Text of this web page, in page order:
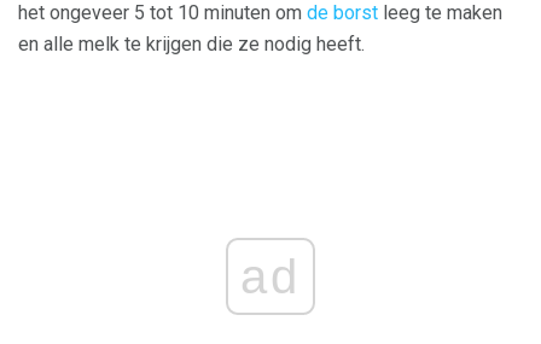
het ongeveer 5 tot 10 minuten om de borst leeg te maken
en alle melk te krijgen die ze nodig heeft.
ad